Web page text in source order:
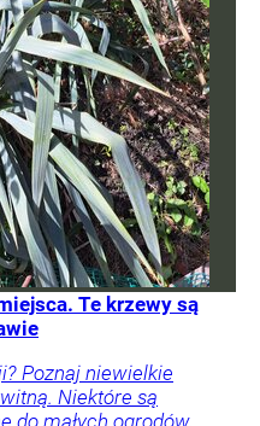
Te krzewy są
Poznaj niewielkie
Niektóre są
do małych ogrodów.